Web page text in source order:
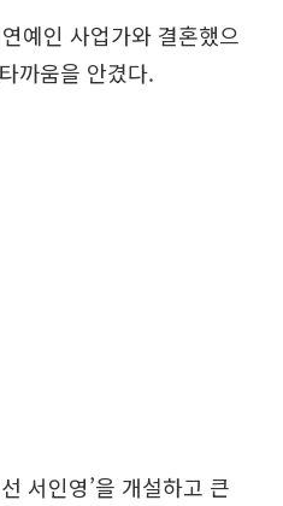
예인 사업가와 결혼했으
까움을 안겼다.
서인영’을 개설하고 큰